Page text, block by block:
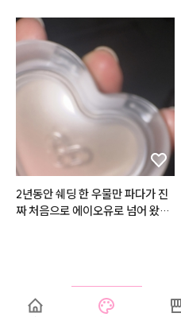
2년동안 쉐딩 한 우물만 파다가 진
짜 처음으로 에이오유로 넘어 왔습